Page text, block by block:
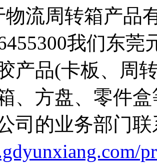
物流周转箱产品
我们东
产品(卡板、周
、方盘、零件
司的业务部门